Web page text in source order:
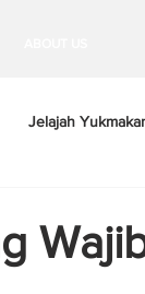
Jelajah